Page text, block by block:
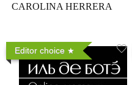
CAROLINA HERRERA
Editor choice